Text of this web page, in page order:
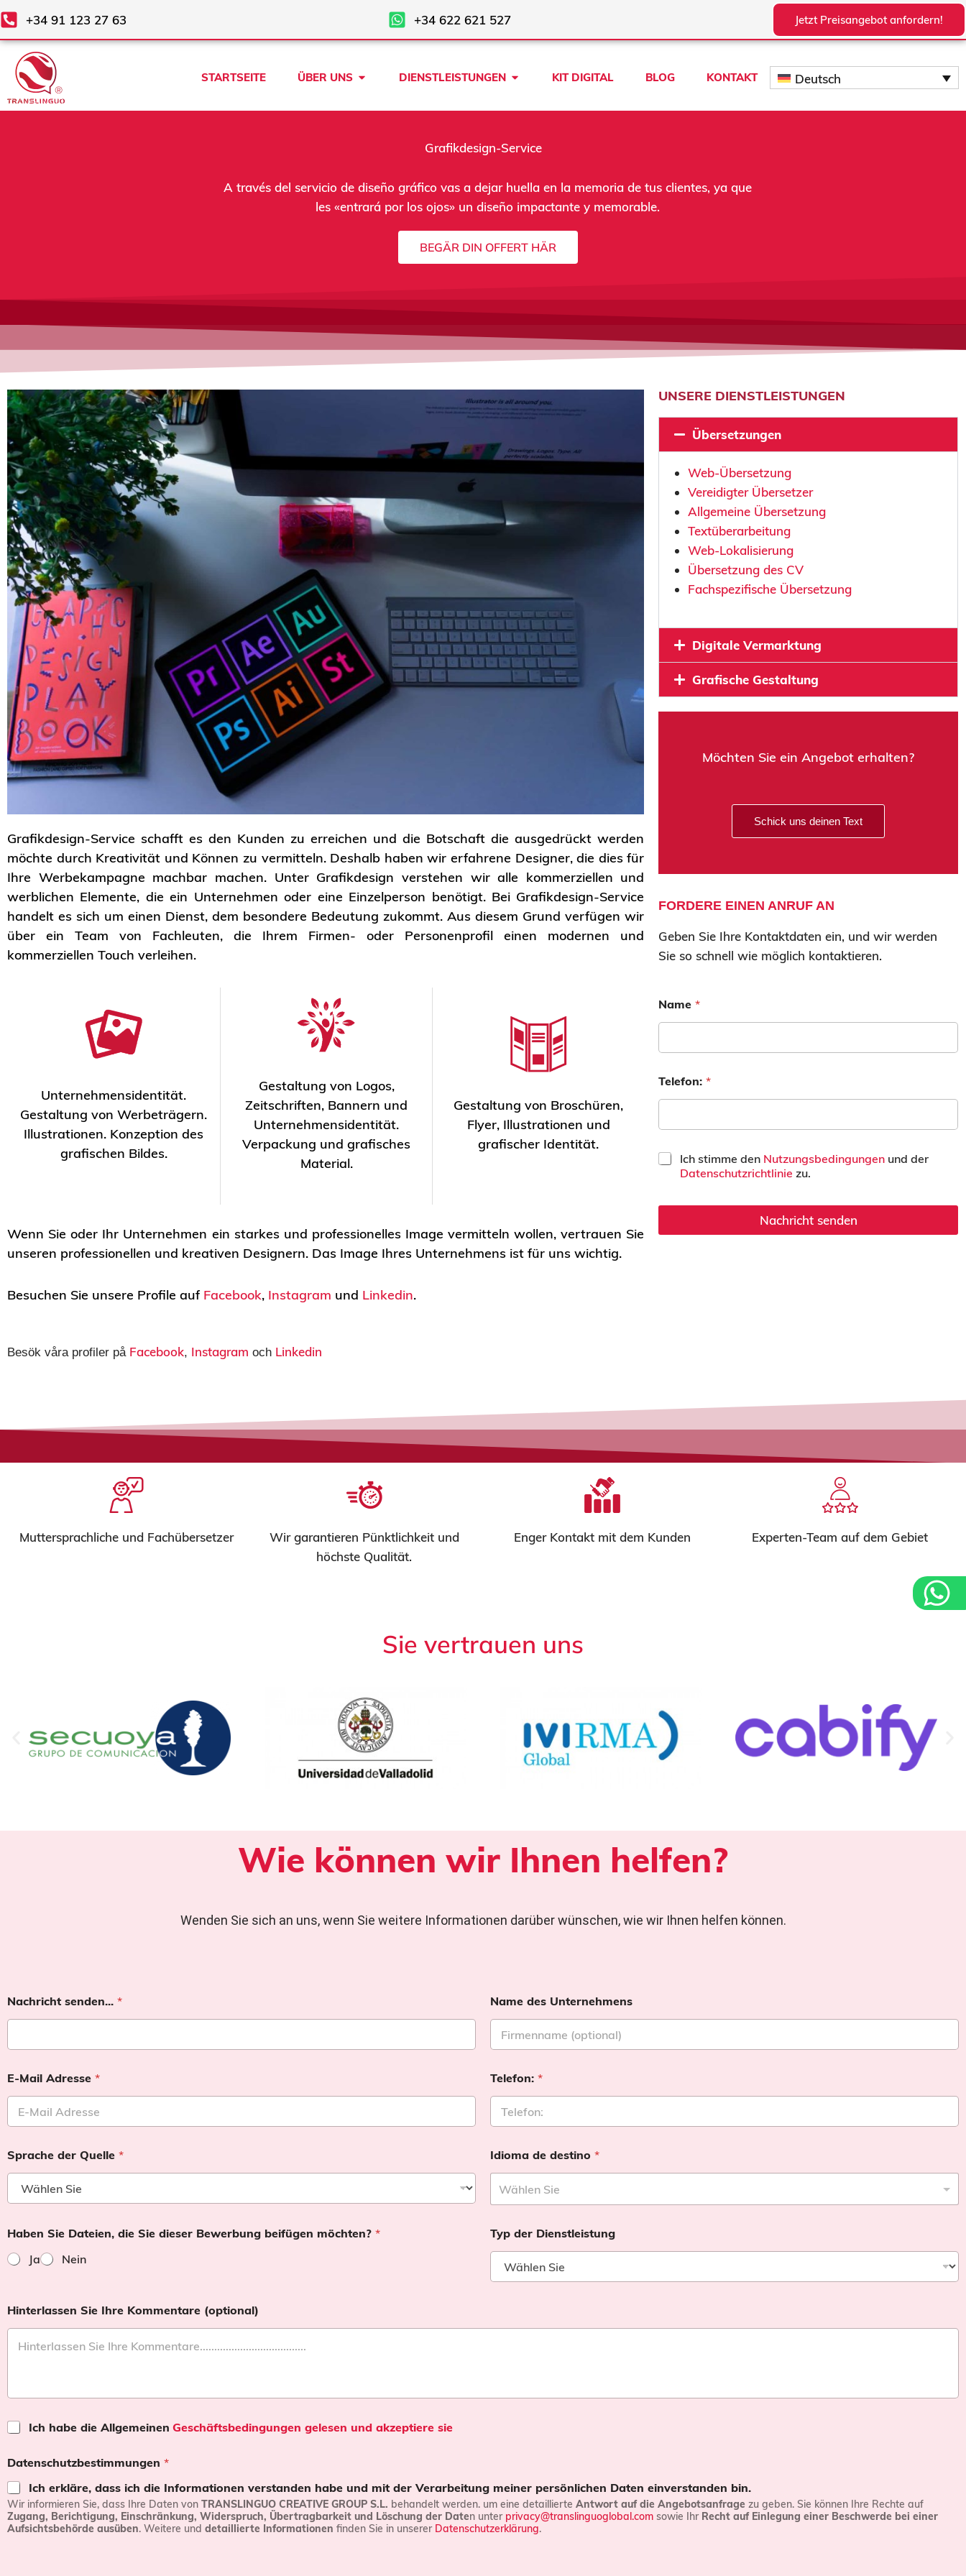
Zum
Inhalt
springen
+34 91 123 27 63 +34 622 621 527 Jetzt Preisangebot anfordern!
STARTSEITE ÜBER UNS Open ÜBER UNS
DIENSTLEISTUNGEN Open DIENSTLEISTUNGEN
KIT DIGITAL BLOG KONTAKT Deutsch
Grafikdesign-Service
A través del servicio de diseño gráfico vas a dejar huella en la memoria de tus clientes, ya que
les «entrará por los ojos» un diseño impactante y memorable.
BEGÄR DIN OFFERT HÄR
Grafikdesign-Service schafft es den Kunden zu erreichen und die Botschaft die ausgedrückt werden
möchte durch Kreativität und Können zu vermitteln. Deshalb haben wir erfahrene Designer, die dies für
Ihre Werbekampagne machbar machen. Unter Grafikdesign verstehen wir alle kommerziellen und
werblichen Elemente, die ein Unternehmen oder eine Einzelperson benötigt. Bei Grafikdesign-Service
handelt es sich um einen Dienst, dem besondere Bedeutung zukommt. Aus diesem Grund verfügen wir
über ein Team von Fachleuten, die Ihrem Firmen- oder Personenprofil einen modernen und
kommerziellen Touch verleihen.
Unternehmensidentität.
Gestaltung von Werbeträgern.
Illustrationen. Konzeption des
grafischen Bildes.
Gestaltung von Logos,
Zeitschriften, Bannern und
Unternehmensidentität.
Verpackung und grafisches
Material.
Gestaltung von Broschüren,
Flyer, Illustrationen und
grafischer Identität.
Wenn Sie oder Ihr Unternehmen ein starkes und professionelles Image vermitteln wollen, vertrauen Sie
unseren professionellen und kreativen Designern. Das Image Ihres Unternehmens ist für uns wichtig.
Besuchen Sie unsere Profile auf Facebook, Instagram und Linkedin.
Besök våra profiler på Facebook, Instagram och Linkedin
UNSERE DIENSTLEISTUNGEN
Übersetzungen
Web-Übersetzung
Vereidigter Übersetzer
Allgemeine Übersetzung
Textüberarbeitung
Web-Lokalisierung
Übersetzung des CV
Fachspezifische Übersetzung
Digitale Vermarktung
Grafische Gestaltung
Möchten Sie ein Angebot erhalten?
Schick uns deinen Text
FORDERE EINEN ANRUF AN
Geben Sie Ihre Kontaktdaten ein, und wir werden
Sie so schnell wie möglich kontaktieren.
Name*
Telefon:*
C
l
a
ó
*
Ich stimme den Nutzungsbedingungen und der
Datenschutzrichtlinie zu.
Nachricht senden
Muttersprachliche und Fachübersetzer
Wir garantieren Pünktlichkeit und
höchste Qualität.
Enger Kontakt mit dem Kunden Experten-Team auf dem Gebiet
Sie vertrauen uns
Wie können wir Ihnen helfen?
Wenden Sie sich an uns, wenn Sie weitere Informationen darüber wünschen, wie wir Ihnen helfen können.
Nachricht senden... * Name des Unternehmens
E-Mail Adresse * Telefon: *
Sprache der Quelle * Idioma de destino *
Haben Sie Dateien, die Sie dieser Bewerbung beifügen möchten? *
Ja
Nein
Typ der Dienstleistung
Hinterlassen Sie Ihre Kommentare (optional)
B
i
n
g
u
n
g
Ich habe die Allgemeinen Geschäftsbedingungen gelesen und akzeptiere sie
Datenschutzbestimmungen *
Ich erkläre, dass ich die Informationen verstanden habe und mit der Verarbeitung meiner persönlichen Daten einverstanden bin.
Wir informieren Sie, dass Ihre Daten von TRANSLINGUO CREATIVE GROUP S.L. behandelt werden. um eine detaillierte Antwort auf die Angebotsanfrage zu geben. Sie können Ihre Rechte auf
Zugang, Berichtigung, Einschränkung, Widerspruch, Übertragbarkeit und Löschung der Daten unter privacy@translinguoglobal.com sowie Ihr Recht auf Einlegung einer Beschwerde bei einer
Aufsichtsbehörde ausüben. Weitere und detaillierte Informationen finden Sie in unserer Datenschutzerklärung.